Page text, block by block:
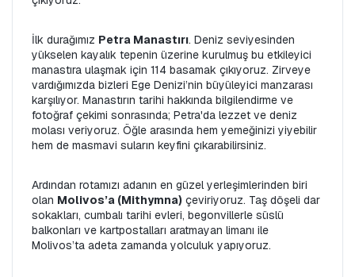
İlk durağımız Petra Manastırı. Deniz seviyesinden
yükselen kayalık tepenin üzerine kurulmuş bu etkileyici
manastıra ulaşmak için 114 basamak çıkıyoruz. Zirveye
vardığımızda bizleri Ege Denizi’nin büyüleyici manzarası
karşılıyor. Manastırın tarihi hakkında bilgilendirme ve
fotoğraf çekimi sonrasında; Petra'da lezzet ve deniz
molası veriyoruz. Öğle arasında hem yemeğinizi yiyebilir
hem de masmavi suların keyfini çıkarabilirsiniz.
Ardından rotamızı adanın en güzel yerleşimlerinden biri
olan Molivos’a (Mithymna) çeviriyoruz. Taş döşeli dar
sokakları, cumbalı tarihi evleri, begonvillerle süslü
balkonları ve kartpostalları aratmayan limanı ile
Molivos’ta adeta zamanda yolculuk yapıyoruz.